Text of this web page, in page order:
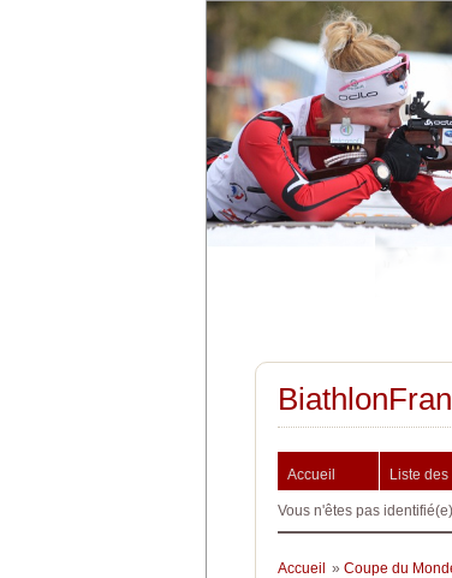
Accueil Liste
Vous n'êtes pas
Accueil » Coupe du